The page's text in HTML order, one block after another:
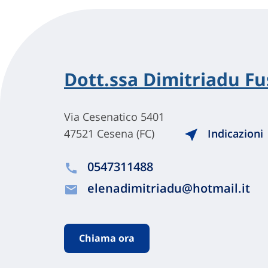
Dott.ssa Dimitriadu
Via Cesenatico 5401
47521 Cesena (FC)
Indicazioni
0547311488
elenadimitriadu@hotmail.it
Chiama ora